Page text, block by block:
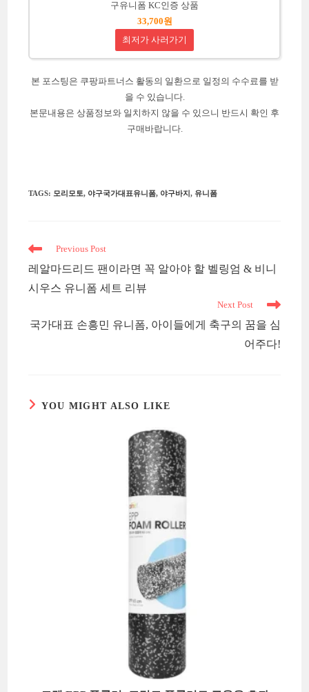
구유니폼 KC인증 상품
33,700원
최저가 사러가기
본 포스팅은 쿠팡파트너스 활동의 일환으로 일정의 수수료를 받
을 수 있습니다.
본문내용은 상품정보와 일치하지 않을 수 있으니 반드시 확인 후
구매바랍니다.
TAGS: 모리모토, 야구국가대표유니폼, 야구바지, 유니폼
Read
articles
Previous Post
레알마드리드 팬이라면 꼭 알아야 할 벨링엄 & 비니
시우스 유니폼 세트 리뷰
Next Post
국가대표 손흥민 유니폼, 아이들에게 축구의 꿈을 심
어주다!
YOU MIGHT ALSO LIKE